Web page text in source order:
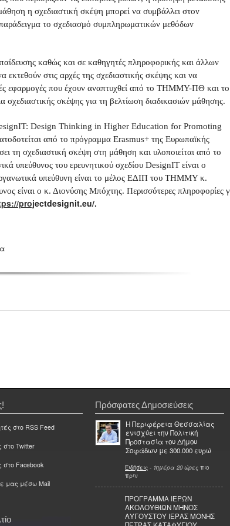
η σχεδιαστική σκέψη μπορεί να συμβάλλει στον
το σχεδιασμό συμπληρωματικών μεθόδων
καθώς και σε καθηγητές πληροφορικής και άλλων
στις αρχές της σχεδιαστικής σκέψης και να
εφαρμογές που έχουν αναπτυχθεί από το ΤΗΜΜΥ-ΠΘ και το
σκέψης για τη βελτίωση διαδικασιών μάθησης.
DesignIT: Design Thinking in Higher Education for Promoting
από το πρόγραμμα Erasmus+ της Ευρωπαϊκής
τη σχεδιαστική σκέψη στη μάθηση και υλοποιείται από το
υπεύθυνος του ερευνητικού σχεδίου DesignIT είναι ο
υπεύθυνη είναι το μέλος ΕΔΙΠ του ΤΗΜΜΥ κ.
είναι ο κ. Διονύσης Μπόχτης. Περισσότερες πληροφορίες
projectdesignit.eu/.
στο RSS Feed
στο Twitter
Facebook
μας μέσω Mail
Πρόσφατες Δημοσιεύσεις
Η Περιφέρεια Θεσσαλίας
ενισχύει την Πολιτική
Προστασία του Δήμου
Σοφάδων με 300.000 ευρώ
Ειδήσεις - 1ημέρα 20 ώρες πιο
πριν
ΠΡΟΓΡΑΜΜΑ ΙΕΡΩΝ
ΑΚΟΛΟΥΘΙΩΝ ΜΗΝΟΣ
ΑΥΓΟΥΣΤΟΥ ΙΕΡΑΣ ΜΟΝΗΣ